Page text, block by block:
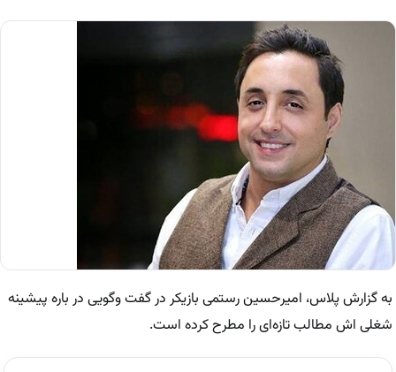
به گزارش پلاس، امیرحسین رستمی بازیکر در گفت وگویی در باره پیشینه
شغلی اش مطالب تازه‌ای را مطرح کرده است.